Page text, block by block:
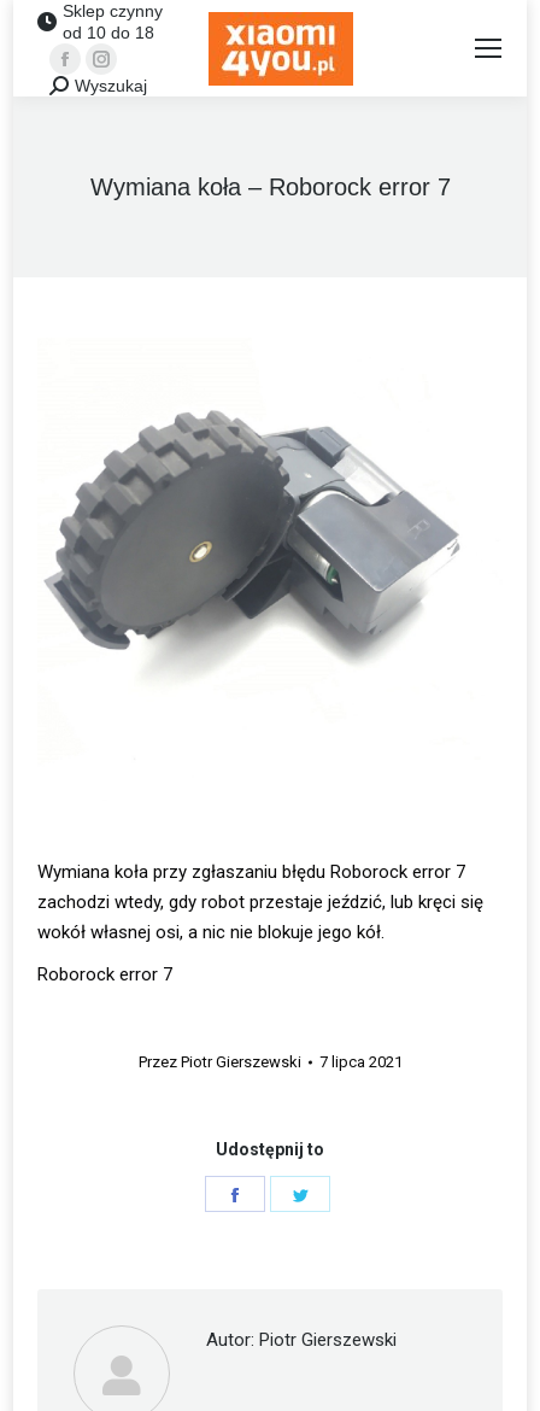
Sklep czynny
od 10 do 18
FacebookInstagram
Szukaj:Wyszukaj
Wymiana koła – Roborock error 7
Wymiana koła przy zgłaszaniu błędu Roborock error 7
zachodzi wtedy, gdy robot przestaje jeździć, lub kręci się
wokół własnej osi, a nic nie blokuje jego kół.
Roborock error 7
Przez Piotr Gierszewski 7 lipca 2021
Udostępnij to
Autor: Piotr Gierszewski